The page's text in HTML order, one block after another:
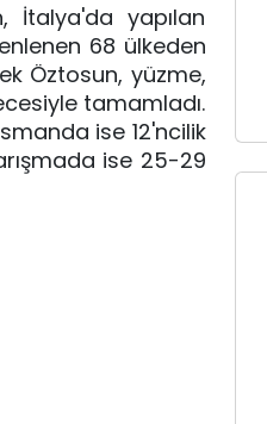
İtalya'da yapılan
68 ülkeden
Öztosun, yüzme,
tamamladı.
ise 12'ncilik
ise 25-29